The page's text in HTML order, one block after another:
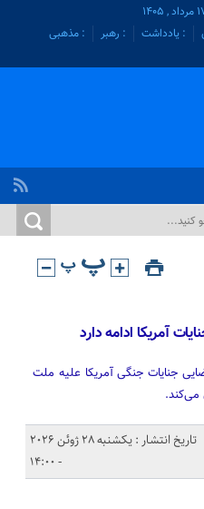
: یادداشت : رهبر
: مذهبی
آمریکا ادامه دارد
جنایات جنگی آمریکا علیه ملت
می‌کند.
تاریخ انتشار : یکشنبه 28 ژوئن 2026
- 14:00